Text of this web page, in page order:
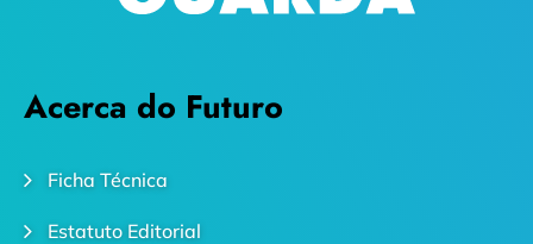
Acerca do Futuro
Ficha Técnica
Estatuto Editorial